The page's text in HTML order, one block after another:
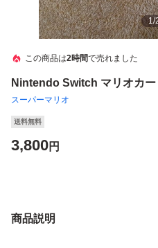
1/
この商品は2時間で売れました
Nintendo Switch マリオカー
スーパーマリオ
送料無料
3,800円
商品説明